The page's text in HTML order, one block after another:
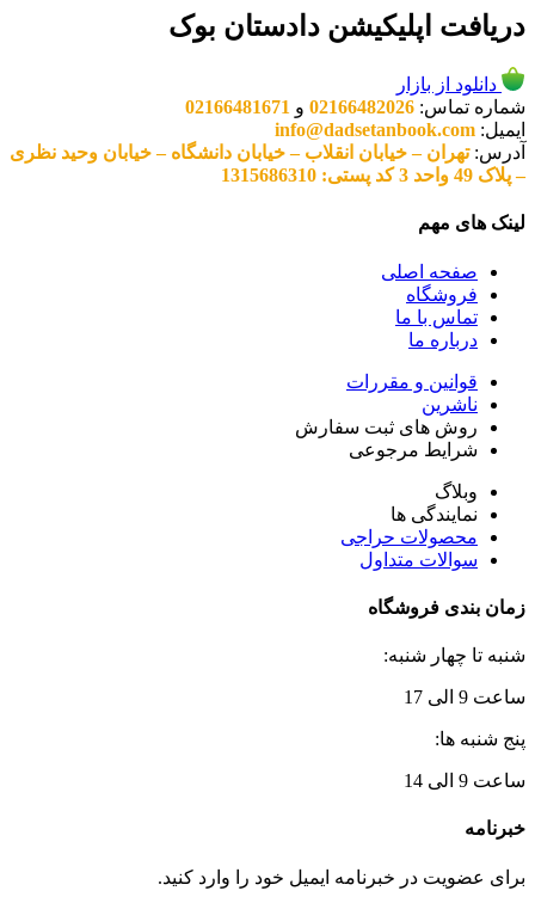
دریافت اپلیکیشن دادستان بوک
دانلود از بازار
شماره تماس: 02166482026 و 02166481671
ایمیل: info@dadsetanbook.com
آدرس:تهران – خیابان انقلاب – خیابان دانشگاه – خیابان وحید نظری
– پلاک 49 واحد 3 کد پستی: 1315686310
لینک های مهم
صفحه اصلی
فروشگاه
تماس با ما
درباره ما
قوانین و مقررات
ناشرین
روش های ثبت سفارش
شرایط مرجوعی
وبلاگ
نمایندگی ها
محصولات حراجی
سوالات متداول
زمان بندی فروشگاه
شنبه تا چهار شنبه:
ساعت 9 الی 17
پنج شنبه ها:
ساعت 9 الی 14
خبرنامه
برای عضویت در خبرنامه ایمیل خود را وارد کنید.